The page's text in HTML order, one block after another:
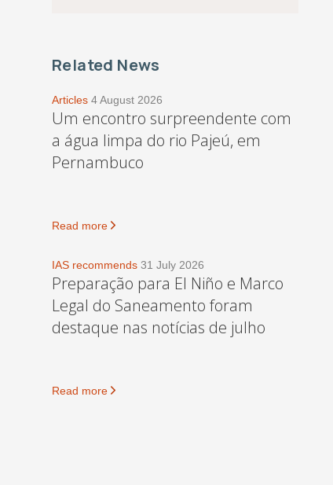
Related News
Articles 4 August 2026
Um encontro surpreendente com
a água limpa do rio Pajeú, em
Pernambuco
Read more
IAS recommends 31 July 2026
Preparação para El Niño e Marco
Legal do Saneamento foram
destaque nas notícias de julho
Read more